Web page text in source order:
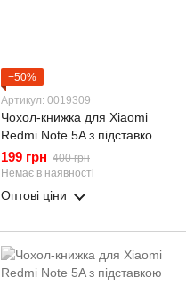
−50%
Артикул: 0019309
Чохол-книжка для Xiaomi
Redmi Note 5A з підставкою
на сяомі редмі нот 5а
малінова gd1
199 грн 400 грн
Немає в наявності
Оптові ціни